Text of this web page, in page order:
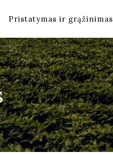
Pristatymas ir grąžinimas